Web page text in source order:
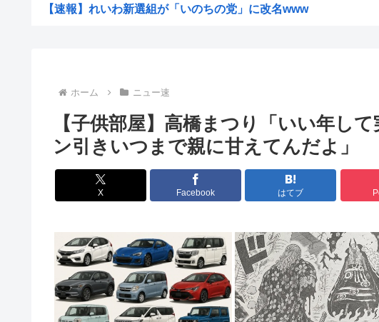
【速報】れいわ新選組が「いのちの党」に改名www
ウクライナ、ついに力尽きる
韓国人の対日好感度が過去最高に、「ノージャパン」は終わっ...
高市洋一「アメリカで経済学を学んだ。MMT信者じゃありま...
【衝撃】「え、これカバー曲だったの！？」って知って驚いた...
【悲報】ディズニーのおいなり巻（600円）、卑猥すぎて賛...
【驚愕】名作『無職転生』凄い事に気付いたwww『無職転生...
セカンドサマーウイカ、AVになってしまう…「このAV最高...
ワイの株式口座 爆損で逝く
ホーム ニュー速
【子供部屋】高橋まつり「いい年し
ン引きいつまで親に甘えてんだよ」
X Facebook はてブ